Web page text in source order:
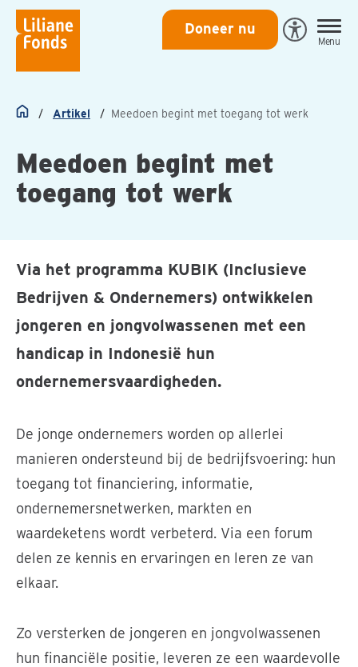
Liliane
Fonds
Doneer nu
Open
Menu
Home
Artikel Meedoen begint met toegang tot werk
Meedoen begint met
toegang tot werk
Via het programma KUBIK (Inclusieve
Bedrijven & Ondernemers) ontwikkelen
jongeren en jongvolwassenen met een
handicap in Indonesië hun
ondernemersvaardigheden.
De jonge ondernemers worden op allerlei
manieren ondersteund bij de bedrijfsvoering: hun
toegang tot financiering, informatie,
ondernemersnetwerken, markten en
waardeketens wordt verbeterd. Via een forum
delen ze kennis en ervaringen en leren ze van
elkaar.
Zo versterken de jongeren en jongvolwassenen
hun financiële positie, leveren ze een waardevolle